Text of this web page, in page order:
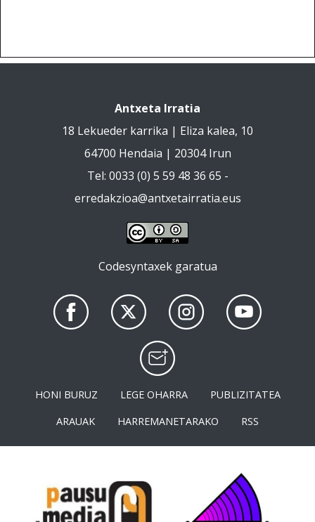
Antxeta Irratia
18 Lekueder karrika | Eliza kalea, 10
64700 Hendaia | 20304 Irun
Tel: 0033 (0) 5 59 48 36 65 -
erredakzioa@antxetairratia.eus
Codesyntaxek garatua
HONI BURUZ LEGE OHARRA
PUBLIZITATEA
ARAUAK
HARREMANETARAKO RSS